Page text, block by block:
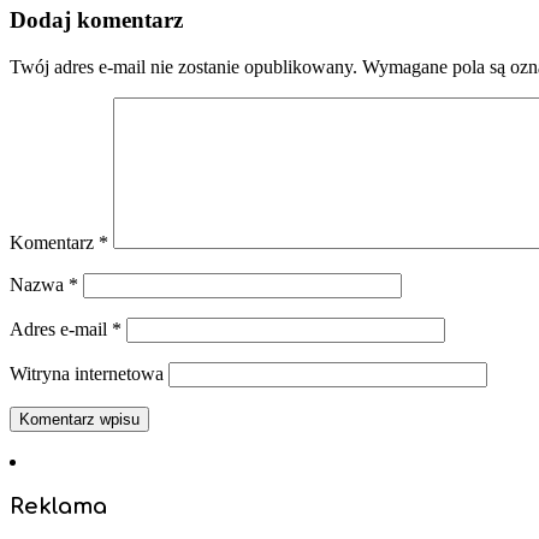
Dodaj komentarz
Twój adres e-mail nie zostanie opublikowany. Wymagane pola są
Komentarz *
Nazwa *
Adres e-mail *
Witryna internetowa
Reklama